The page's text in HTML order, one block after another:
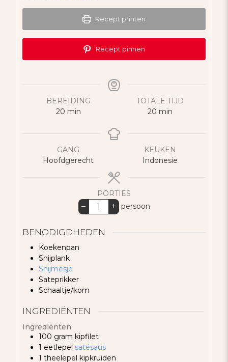
Recept printen
Recept pinnen
BEREIDING
20minuten
min
TOTALE TIJD
20minuten
min
GANG
Hoofdgerecht
KEUKEN
Indonesie
PORTIES
– + persoon
BENODIGDHEDEN
Koekenpan
Snijplank
Snijmesje
Sateprikker
Schaaltje/kom
INGREDIËNTEN
Ingrediënten
100 gram kipfilet
1 eetlepel satésaus
1 theelepel kipkruiden